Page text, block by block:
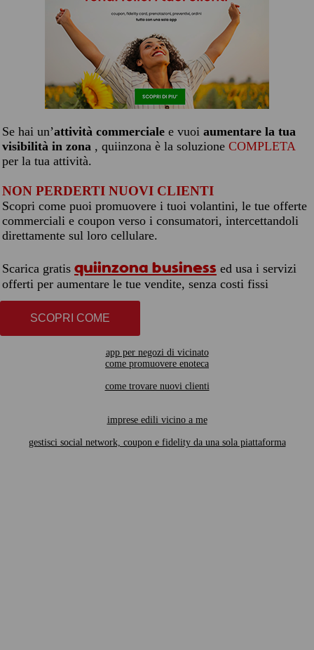
Se hai un’attività commerciale e vuoi aumentare la tua
visibilità in zona , quiinzona è la soluzione COMPLETA
per la tua attività.
NON PERDERTI NUOVI CLIENTI
Scopri come puoi promuovere i tuoi volantini, le tue offerte
commerciali e coupon verso i consumatori, intercettandoli
direttamente sul loro cellulare.
Scarica gratis quiinzona business ed usa i servizi
offerti per aumentare le tue vendite, senza costi fissi
SCOPRI COME
app per negozi di vicinato
come promuovere enoteca
come trovare nuovi clienti
imprese edili vicino a me
gestisci social network, coupon e fidelity da una sola piattaforma